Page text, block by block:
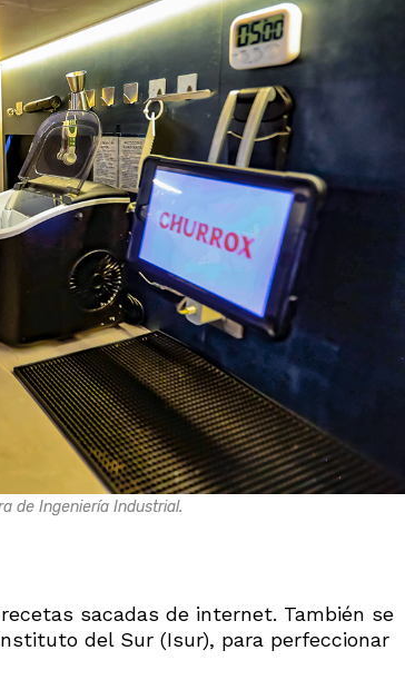
de Ingeniería Industrial.
sacadas de internet. También se
del Sur (Isur), para perfeccionar